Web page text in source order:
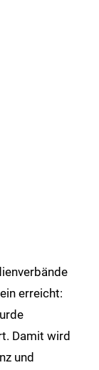
erreicht:
Damit wird
und